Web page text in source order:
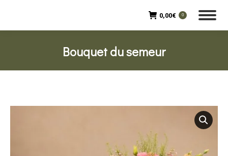
0,00€ 0
Bouquet du semeur